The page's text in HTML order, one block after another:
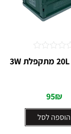
95₪
הוספה לסל
דורג
0